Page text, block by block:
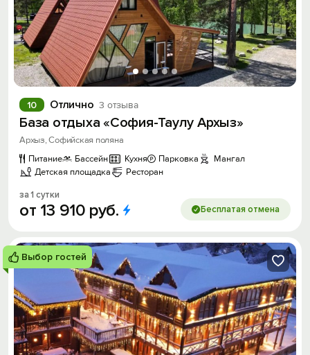
Отлично 3 отзыва
10
База отдыха «София-Таулу Архыз»
Архыз, Софийская поляна
Питание
Бассейн Кухня Парковка
Мангал
Детская площадка
Ресторан
за 1 сутки
от 13 910 руб. Бесплатая отмена
Выбор гостей